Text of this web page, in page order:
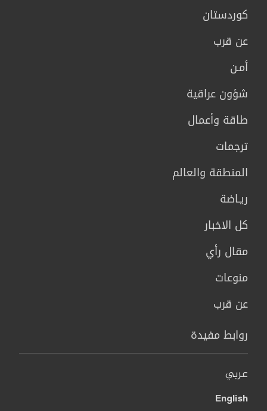
كوردستان
عن قرب
أمـن
شؤون عراقية
طاقة وأعمال
ترجمات
المنطقة والعالم
ريـاضة
كل الاخبار
مقال رأي
منوعات
عن قرب
روابط مفيدة
عربي
English